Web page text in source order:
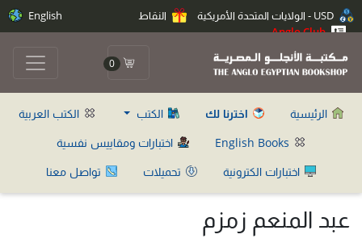
النقاط
Anglo Club
English
0
الرئيسية اخترنا لك الكتب
الكتب العربية
اختبارات ومقاييس نفسية
اختبارات الكترونية
تحميلات تواصل معنا
عبد المنعم زمزم